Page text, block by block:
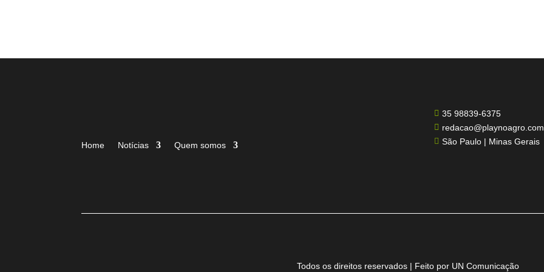
Home Notícias Quem somos
 35 98839-6375

 São Paulo | Minas Gerais
Todos os direitos reservados | Feito por UN Comunicação